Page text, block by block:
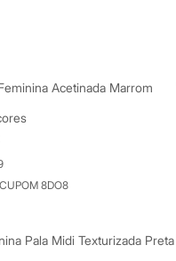
Acetinada Marrom
8DO8
Pala Midi Texturizada Preta